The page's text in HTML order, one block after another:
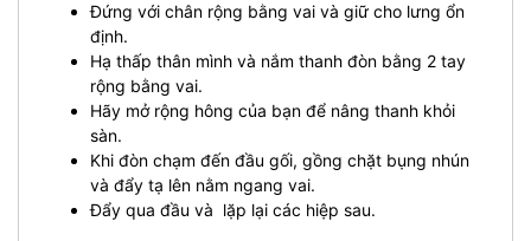
Đứng với chân rộng bằng vai và giữ cho lưng ổn
định.
Hạ thấp thân mình và nắm thanh đòn bằng 2 tay
rộng bằng vai.
Hãy mở rộng hông của bạn để nâng thanh khỏi
sàn.
Khi đòn chạm đến đầu gối, gồng chặt bụng nhún
và đẩy tạ lên nằm ngang vai.
Đẩy qua đầu và lặp lại các hiệp sau.